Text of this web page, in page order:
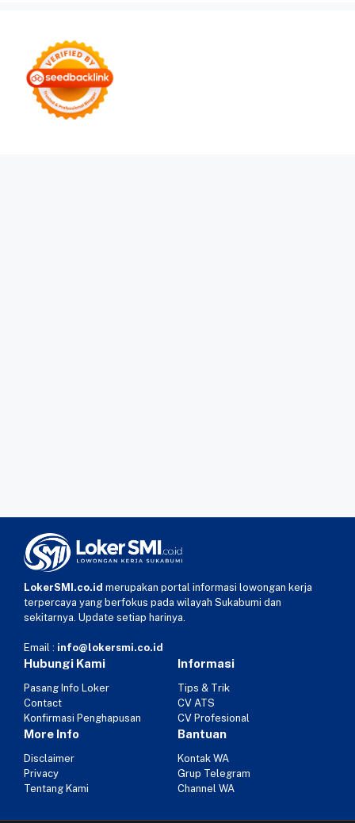
LokerSMI.co.id merupakan portal informasi lowongan kerja
terpercaya yang berfokus pada wilayah Sukabumi dan
sekitarnya. Update setiap harinya.
Email : info@lokersmi.co.id
Hubungi Kami
Pasang Info Loker
Contact
Konfirmasi Penghapusan
Informasi
Tips & Trik
CV ATS
CV Profesional
More Info
Disclaimer
Privacy
Tentang Kami
Bantuan
Kontak WA
Grup Telegram
Channel WA